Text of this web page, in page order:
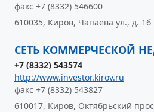
факс +7 (8332) 546600
610035, Киров, Чапаева ул., д. 1б
СЕТЬ КОММЕРЧЕСКОЙ
+7 (8332) 543574
http://www.investor.kirov.ru
факс +7 (8332) 543827
610017, Киров, Октябрьский